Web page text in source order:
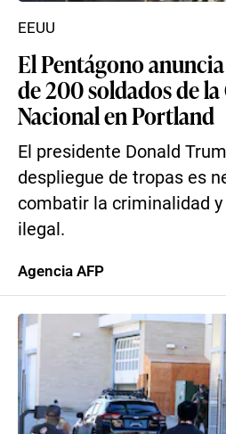
El Pentágono
de 200 soldados de
Nacional en Portland
El presidente Donald
despliegue de tropas es
combatir la criminalidad
ilegal.
EEUU
Agencia AFP